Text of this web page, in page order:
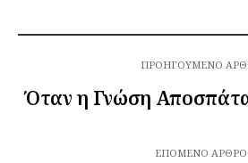
ΠΡΟΗΓΟΎΜΕΝΟ
Όταν η Γνώση
ΕΠΌΜΕΝΟ ΆΡΘΡΟ